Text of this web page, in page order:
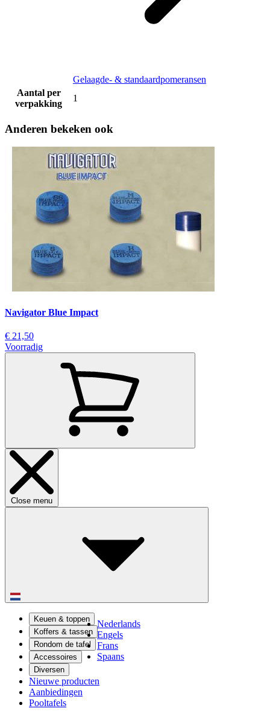
Gelaagde- & standaardpomeransen
Aantal per
verpakking
1
Anderen bekeken ook
Navigator Blue Impact
€ 21,50
Voorradig
Close menu
Nederlands
Engels
Frans
Spaans
Keuen & toppen
Koffers & tassen
Rondom de tafel
Accessoires
Diversen
Nieuwe producten
Aanbiedingen
Pooltafels